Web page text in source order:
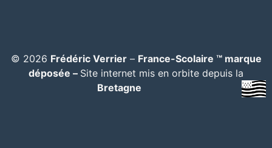
© 2026 Frédéric Verrier– France-Scolaire ™ marque
déposée – Site internet mis en orbite depuis la
Bretagne